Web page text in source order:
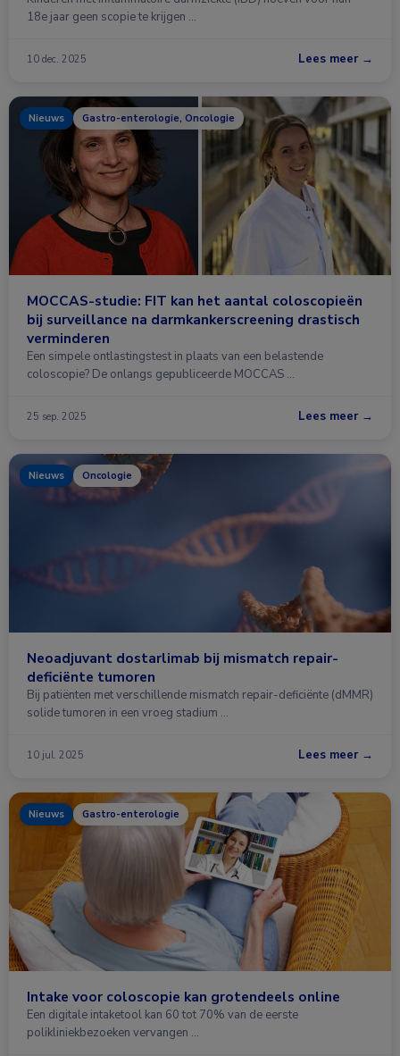
18e jaar geen scopie te krijgen …
10 dec. 2025 Lees meer →
Nieuws Gastro-enterologie, Oncologie
MOCCAS-studie: FIT kan het aantal coloscopieën
bij surveillance na darmkankerscreening drastisch
verminderen
Een simpele ontlastingstest in plaats van een belastende
coloscopie? De onlangs gepubliceerde MOCCAS …
25 sep. 2025 Lees meer →
Nieuws Oncologie
Neoadjuvant dostarlimab bij mismatch repair-
deficiënte tumoren
Bij patiënten met verschillende mismatch repair-deficiënte (dMMR)
solide tumoren in een vroeg stadium …
10 jul. 2025 Lees meer →
Nieuws Gastro-enterologie
Intake voor coloscopie kan grotendeels online
Een digitale intaketool kan 60 tot 70% van de eerste
polikliniekbezoeken vervangen …